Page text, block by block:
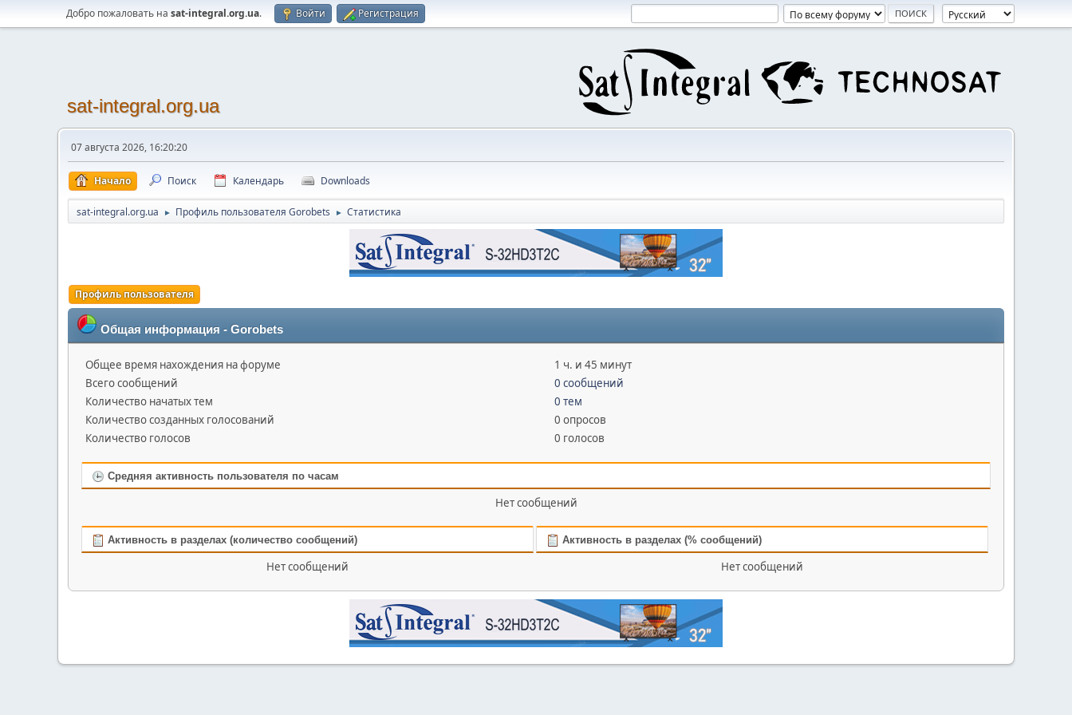
Добро пожаловать на sat-integral.org.ua. Войти Регистрация
sat-integral.org.ua
07 августа 2026, 16:20:20
Начало Поиск Календарь Downloads
sat-integral.org.ua ► Профиль пользователя Gorobets ► Статистика
Профиль пользователя
Общая информация - Gorobets
Общее время нахождения на форуме
1 ч. и 45 минут
Всего сообщений
0 сообщений
Количество начатых тем
0 тем
Количество созданных голосований
0 опросов
Количество голосов
0 голосов
Средняя активность пользователя по часам
Нет сообщений
Активность в разделах (количество сообщений)
Нет сообщений
Активность в разделах (% сообщений)
Нет сообщений